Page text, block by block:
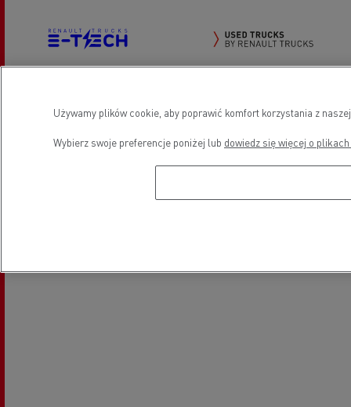
Pojazdy elektryczne
Sprzedaż pojazdów Used Trucks
Używamy plików cookie, aby poprawić komfort korzystania z
Wybierz swoje preferencje poniżej lub dowiedz się więcej o